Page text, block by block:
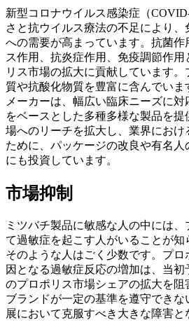
新型コロナウイルス感染症（
さと抗ウイルス療法の不足により
への需要が高まっています。抗菌
ス作用、抗炎症作用、免疫調節作
リス市場の拡大に貢献しています
質や抗酸化物質を豊富に含んでい
メーカーは、幅広い臨床ニーズに
をベースとした多種多様な製品を
場へのリーチを拡大し、業界におけ
ために、パッケージの改良や有名
にも投資しています。
市場抑制
ミツバチ製品に敏感な人の中には
て過敏症を起こす人がいることが知
そのような人はごく少数です。プ
因となる過敏症反応の増加は、当
のプロポリス市場シェアの拡大を
ブランドが一定の基準を遵守でき
展において克服すべき大きな障害と